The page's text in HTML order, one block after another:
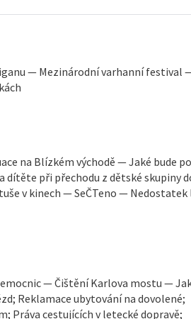
— Mezinárodní varhanní festival
na Blízkém východě — Jaké bude
při přechodu z dětské skupiny
v kinech — SeČTeno — Nedostatek
— Čištění Karlova mostu —
Reklamace ubytování na dovolené;
Práva cestujících v letecké dopravě;